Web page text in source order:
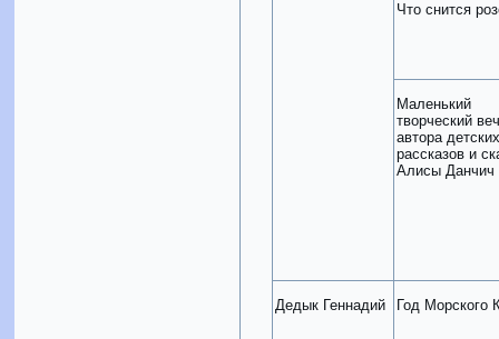
Что снится
Маленький
творческий
автора детских
рассказов и
Алисы Данчич
Дедык Геннадий Год Морского